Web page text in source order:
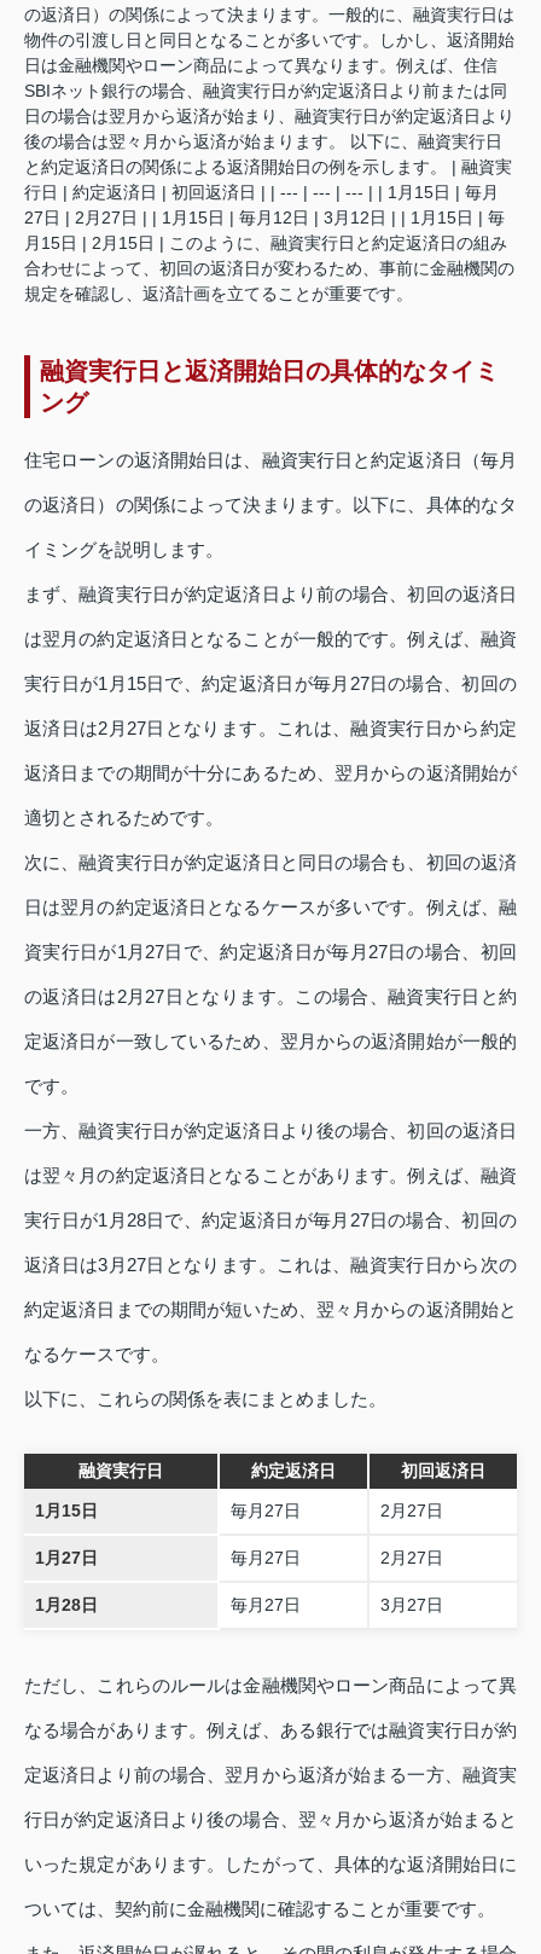
の返済日）の関係によって決まります。一般的に、融資実行日は
物件の引渡し日と同日となることが多いです。しかし、返済開始
日は金融機関やローン商品によって異なります。例えば、住信
SBIネット銀行の場合、融資実行日が約定返済日より前または同
日の場合は翌月から返済が始まり、融資実行日が約定返済日より
後の場合は翌々月から返済が始まります。 以下に、融資実行日
と約定返済日の関係による返済開始日の例を示します。 | 融資実
行日 | 約定返済日 | 初回返済日 | | --- | --- | --- | | 1月15日 | 毎月
27日 | 2月27日 | | 1月15日 | 毎月12日 | 3月12日 | | 1月15日 | 毎
月15日 | 2月15日 | このように、融資実行日と約定返済日の組み
合わせによって、初回の返済日が変わるため、事前に金融機関の
規定を確認し、返済計画を立てることが重要です。
融資実行日と返済開始日の具体的なタイミ
ング
住宅ローンの返済開始日は、融資実行日と約定返済日（毎月
の返済日）の関係によって決まります。以下に、具体的なタ
イミングを説明します。
まず、融資実行日が約定返済日より前の場合、初回の返済日
は翌月の約定返済日となることが一般的です。例えば、融資
実行日が1月15日で、約定返済日が毎月27日の場合、初回の
返済日は2月27日となります。これは、融資実行日から約定
返済日までの期間が十分にあるため、翌月からの返済開始が
適切とされるためです。
次に、融資実行日が約定返済日と同日の場合も、初回の返済
日は翌月の約定返済日となるケースが多いです。例えば、融
資実行日が1月27日で、約定返済日が毎月27日の場合、初回
の返済日は2月27日となります。この場合、融資実行日と約
定返済日が一致しているため、翌月からの返済開始が一般的
です。
一方、融資実行日が約定返済日より後の場合、初回の返済日
は翌々月の約定返済日となることがあります。例えば、融資
実行日が1月28日で、約定返済日が毎月27日の場合、初回の
返済日は3月27日となります。これは、融資実行日から次の
約定返済日までの期間が短いため、翌々月からの返済開始と
なるケースです。
以下に、これらの関係を表にまとめました。
融資実行日 約定返済日 初回返済日
1月15日 毎月27日 2月27日
1月27日 毎月27日 2月27日
1月28日 毎月27日 3月27日
ただし、これらのルールは金融機関やローン商品によって異
なる場合があります。例えば、ある銀行では融資実行日が約
定返済日より前の場合、翌月から返済が始まる一方、融資実
行日が約定返済日より後の場合、翌々月から返済が始まると
いった規定があります。したがって、具体的な返済開始日に
ついては、契約前に金融機関に確認することが重要です。